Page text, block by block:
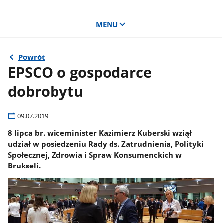
MENU
Powrót
EPSCO o gospodarce
dobrobytu
09.07.2019
8 lipca br. wiceminister Kazimierz Kuberski wziął
udział w posiedzeniu Rady ds. Zatrudnienia, Polityki
Społecznej, Zdrowia i Spraw Konsumenckich w
Brukseli.